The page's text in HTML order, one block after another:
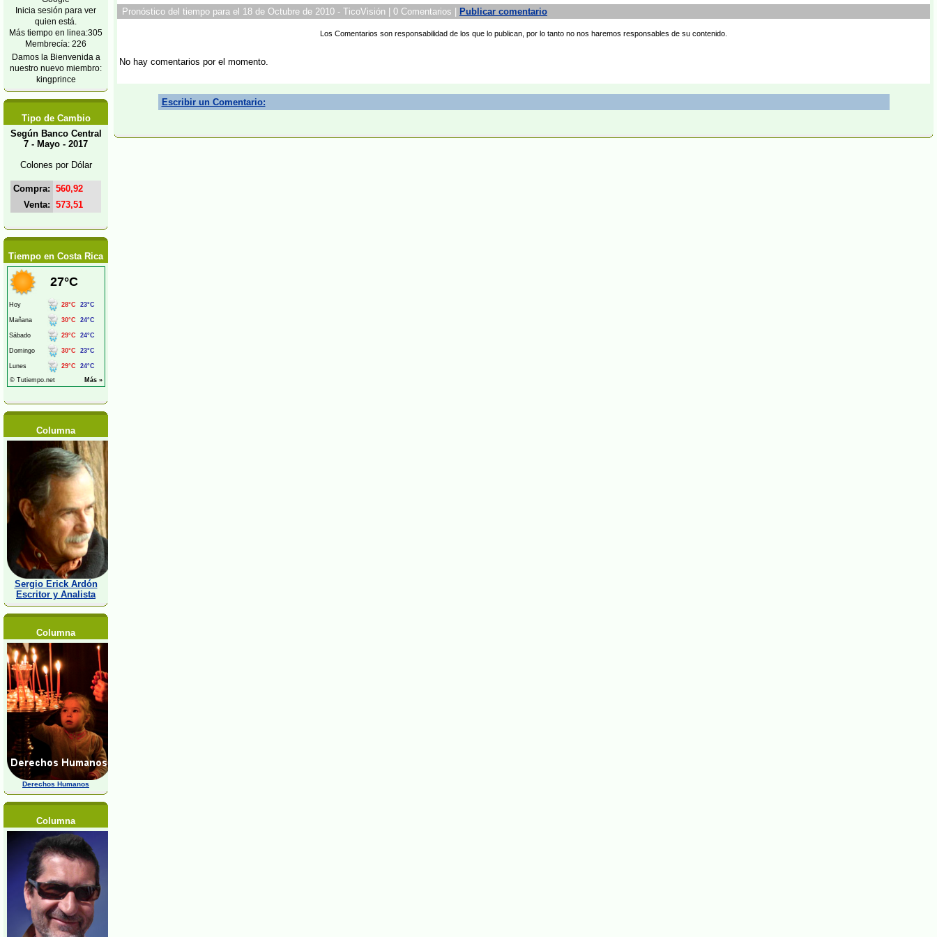
Inicia sesión para ver
quien está.
Más tiempo en linea:305
Membrecía: 226
Damos la Bienvenida a
nuestro nuevo miembro:
kingprince
Tipo de Cambio
Según Banco Central
7 - Mayo - 2017
Colones por Dólar
Compra: 560,92
Venta: 573,51
Tiempo en Costa Rica
Columna
Sergio Erick Ardón
Escritor y Analista
Columna
Derechos Humanos
Columna
Pronóstico del tiempo para el 18 de Octubre de 2010 - TicoVisión | 0 Comentarios |
Publicar comentario
Los Comentarios son responsabilidad de los que lo publican, por lo tanto no nos haremos responsables de su contenido.
No hay comentarios por el momento.
Escribir un Comentario: